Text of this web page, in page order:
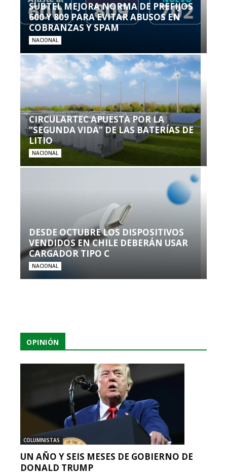
SUBTEL MEJORA NORMA DE PREFIJOS
600 Y 809 PARA EVITAR ABUSOS EN
COBRANZAS Y SPAM
NACIONAL
CIRCULARTEC APUESTA POR LA
“SEGUNDA VIDA” DE LAS BATERÍAS DE
LITIO
NACIONAL
DESDE OCTUBRE LOS DISPOSITIVOS
VENDIDOS EN CHILE DEBERÁN USAR
CARGADOR TIPO C
NACIONAL
OPINIÓN
COLUMNISTAS
UN AÑO Y SEIS MESES DE GOBIERNO DE
DONALD TRUMP